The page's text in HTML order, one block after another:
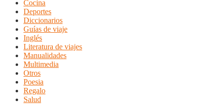
Cocina
Deportes
Diccionarios
Guías de viaje
Inglés
Literatura de viajes
Manualidades
Multimedia
Otros
Poesia
Regalo
Salud